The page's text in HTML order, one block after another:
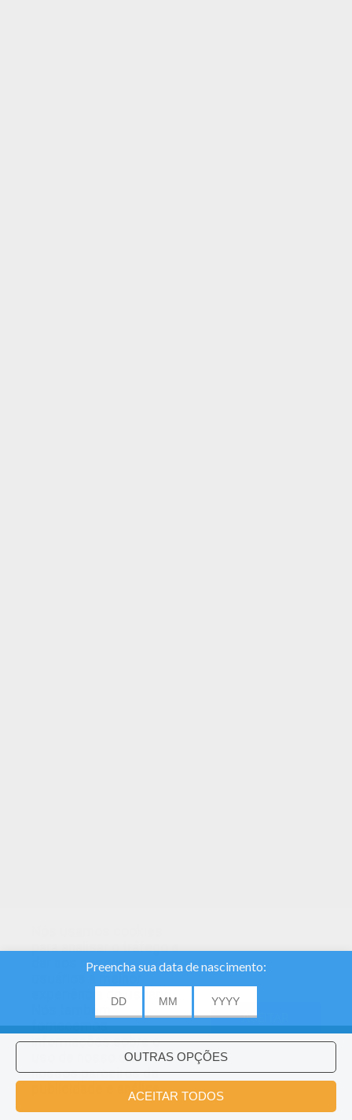
para analisar o tráfego e
dar aos nossos
experiência do usuário.
fornecemos
informações sobre o
uso de nosso site
nossos parceiros de
publicidade e análise.
ACEITAR